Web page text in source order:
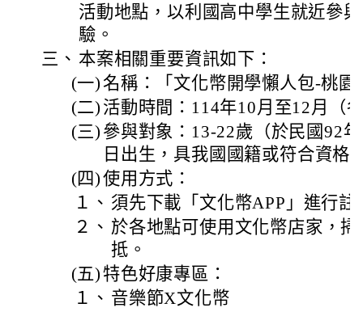
活動地點，以利國高中學生就近參
驗。
三、 本案相關重要資訊如下：
(一) 名稱：「文化幣開學懶人包-桃園
(二) 活動時間：114年10月至12月（
(三) 參與對象：13-22歲（於民國92
日出生，具我國國籍或符合資格
(四)使用方式：
１、 須先下載「文化幣APP」進行註
２、 於各地點可使用文化幣店家，掃
抵。
(五)特色好康專區：
１、 音樂節X文化幣